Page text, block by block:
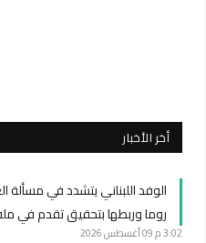
أخر الأخبار
الوفد اللبناني يتشدد في
روما وربطها بتحقيق تقدم في
3:02 م 09 أغسطس 2026